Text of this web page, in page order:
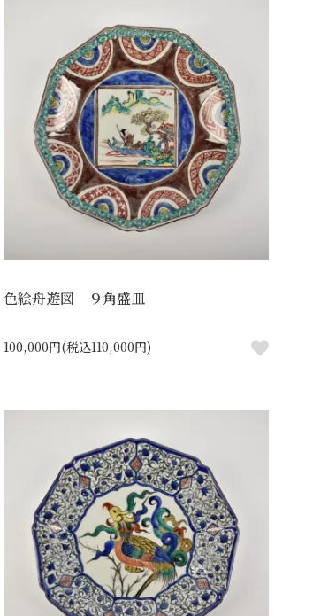
色絵舟遊図 ９角盛皿
100,000円(税込110,000円)